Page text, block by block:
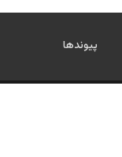
پیوندها